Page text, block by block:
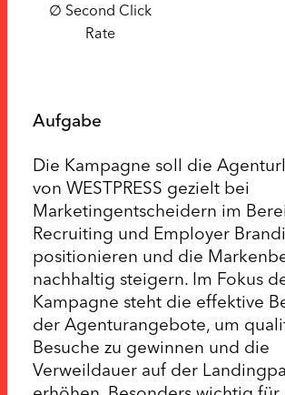
∅ Second Click
Rate
Aufgabe
Die Kampagne soll die
von WESTPRESS gezielt bei
Marketingentscheidern im
Recruiting und Employer
positionieren und die
nachhaltig steigern. Im Fokus
Kampagne steht die effektive
der Agenturangebote, um
Besuche zu gewinnen und die
Verweildauer auf der